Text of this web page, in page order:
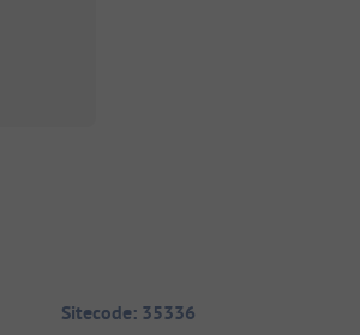
Sitecode: 35336